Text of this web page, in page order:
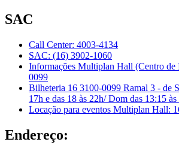
SAC
Call Center: 4003-4134
SAC: (16) 3902-1060
Informações Multiplan Hall (Centro de
0099
Bilheteria 16 3100-0099 Ramal 3 - de
17h e das 18 às 22h/ Dom das 13:15
Locação para eventos Multiplan Hall:
Endereço: